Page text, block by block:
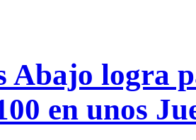
Abajo logra
en unos